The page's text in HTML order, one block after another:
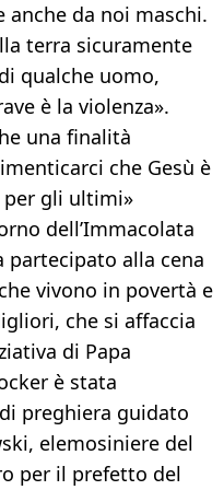
anche da noi maschi.
terra sicuramente
qualche uomo,
è la violenza».
una finalità
che Gesù è
gli ultimi»
dell’Immacolata
partecipato alla cena
vivono in povertà e
che si affaccia
di Papa
è stata
preghiera guidato
elemosiniere del
per il prefetto del